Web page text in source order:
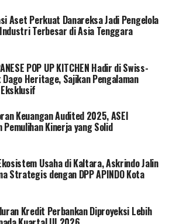
rasio elektrifikasi (RE)
dapat mengakses listrik
mendorong roda
upaya dukungan PLN terhadap
oleh Pemerintah, di mana
merasakan dan mengakses
dengan adanya listrik ini, dapat
hidup masyarakat dan
perekonomian,” kata Darmawan.
bahwa listrik adalah
sejalan dengan sila ke-5
negara berhak atas listrik.
Aset Perkuat Danareksa Jadi Pengelola
Terbesar di Asia Tenggara
POP UP KITCHEN Hadir di Swiss-
Heritage, Sajikan Pengalaman
Keuangan Audited 2025, ASEI
Pemulihan Kinerja yang Solid
Usaha di Kaltara, Askrindo Jalin
Strategis dengan DPP APINDO Kota
Kredit Perbankan Diproyeksi Lebih